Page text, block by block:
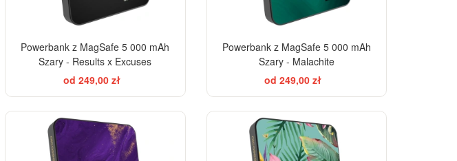
Powerbank z MagSafe 5 000 mAh
Szary - Results x Excuses
od 249,00 zł
Powerbank z MagSafe 5 000 mAh
Szary - Malachite
od 249,00 zł